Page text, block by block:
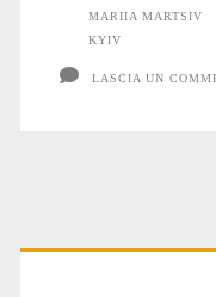
guerra
MARIIA MARTSIV
KYIV
LASCIA UN
Primary